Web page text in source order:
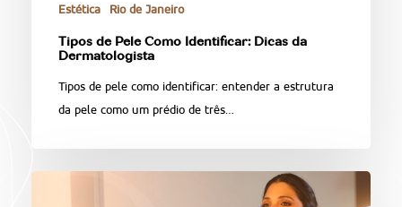
Estética Rio de Janeiro
Tipos de Pele Como Identificar: Dicas da
Dermatologista
Tipos de pele como identificar: entender a estrutura
da pele como um prédio de três…